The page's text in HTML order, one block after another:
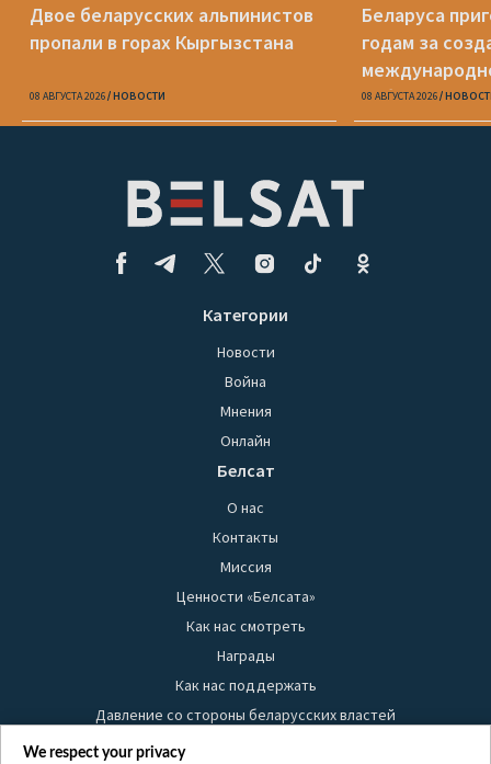
Двое беларусских альпинистов
пропали в горах Кыргызстана
08 АВГУСТА 2026 НОВОСТИ
Беларуса
годам за
08 АВГУСТА 2026
Категории
Новости
Война
Мнения
Онлайн
Белсат
О нас
Контакты
Миссия
Ценности «Белсата»
Как нас смотреть
Награды
Как нас поддержать
Давление со стороны беларусских властей
Правила использования материалов
We respect your privacy